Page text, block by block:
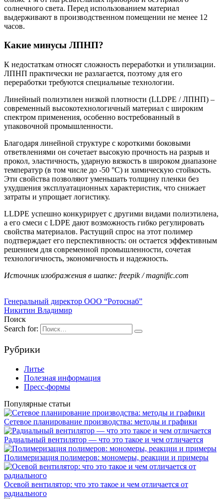
солнечного света. Перед использованием материал
выдерживают в производственном помещении не менее 12
часов.
Какие минусы ЛПНП?
К недостаткам относят сложность переработки и утилизации.
ЛПНП практически не разлагается, поэтому для его
переработки требуются специальные технологии.
Линейный полиэтилен низкой плотности (LLDPE / ЛПНП) –
современный высокотехнологичный материал с широким
спектром применения, особенно востребованный в
упаковочной промышленности.
Благодаря линейной структуре с короткими боковыми
ответвлениями он сочетает высокую прочность на разрыв и
прокол, эластичность, ударную вязкость в широком диапазоне
температур (в том числе до -50 °C) и химическую стойкость.
Эти свойства позволяют уменьшать толщину пленки без
ухудшения эксплуатационных характеристик, что снижает
затраты и упрощает логистику.
LLDPE успешно конкурирует с другими видами полиэтилена,
а его смеси с LDPE дают возможность гибко регулировать
свойства материалов. Растущий спрос на этот полимер
подтверждает его перспективность: он остается эффективным
решением для современной промышленности, сочетая
технологичность, экономичность и надежность.
Источник изображения в шапке: freepik / magnific.com
Генеральный директор ООО “Ротоснаб”
Никитин Владимир
Поиск
Search for:
Рубрики
Литье
Полезная информация
Пресс-формы
Популярные статьи
Сетевое планирование производства: методы и графики
Радиальный вентилятор — что это такое и чем отличается
Полимеризация полимеров: мономеры, реакции и примеры
Осевой вентилятор: что это такое и чем отличается от
радиального